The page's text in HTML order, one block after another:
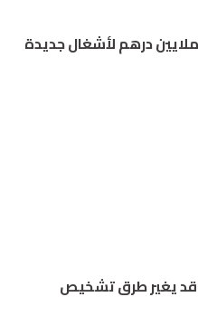
وكالة أبي رقراق تخصص 5.04 ملايين درهم لأشغال جديدة
قد يغير طرق تشخيص